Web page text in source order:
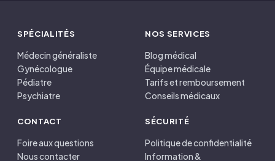
SPÉCIALITÉS
Médecin généraliste
Gynécologue
Pédiatre
Psychiatre
NOS SERVICES
Blog médical
Équipe médicale
Tarifs et remboursement
Conseils médicaux
CONTACT
Foire aux questions
Nous contacter
SÉCURITÉ
Politique de confidentialité
Information &